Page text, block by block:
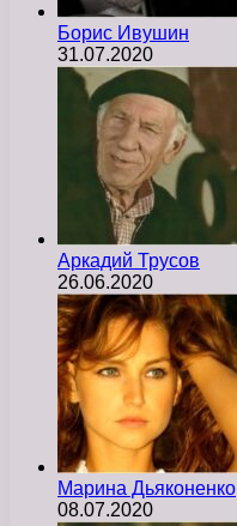
Борис Ивушин
31.07.2020
Аркадий Трусов
26.06.2020
Марина Дьяконенко
08.07.2020